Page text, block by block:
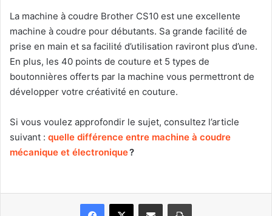
La machine à coudre Brother CS10 est une excellente
machine à coudre pour débutants. Sa grande facilité de
prise en main et sa facilité d’utilisation raviront plus d’une.
En plus, les 40 points de couture et 5 types de
boutonnières offerts par la machine vous permettront de
développer votre créativité en couture.
Si vous voulez approfondir le sujet, consultez l’article
suivant : quelle différence entre machine à coudre
mécanique et électronique?
Facebook
X Partager par email Imprimer